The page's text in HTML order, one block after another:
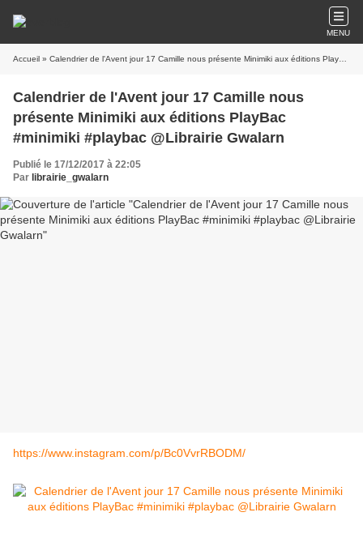
MENU
Accueil » Calendrier de l'Avent jour 17 Camille nous présente Minimiki aux éditions PlayBac #minimiki #playbac @Librairie Gwalarn
Calendrier de l'Avent jour 17 Camille nous
présente Minimiki aux éditions PlayBac
#minimiki #playbac @Librairie Gwalarn
Publié le 17/12/2017 à 22:05
Par librairie_gwalarn
https://www.instagram.com/p/Bc0VvrRBODM/